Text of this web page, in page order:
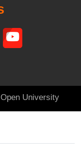
University